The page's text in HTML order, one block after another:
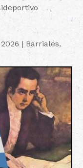
| Barriales,